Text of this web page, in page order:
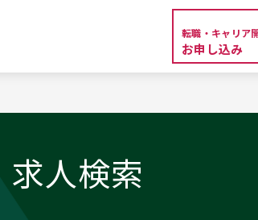
転職・キャリア
お申し込み
求人検索